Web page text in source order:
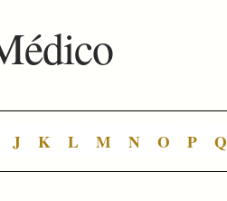
J K L M N O P Q